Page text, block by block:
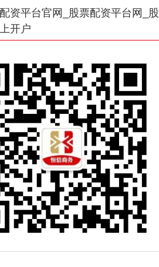
资平台官网_股票配资平台网_股
开户